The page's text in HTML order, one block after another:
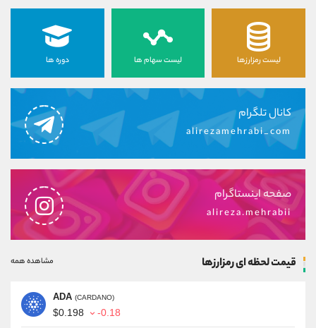
لیست رمزارزها لیست سهام ها دوره ها
کانال تلگرام
alirezamehrabi_com
صفحه اینستاگرام
alireza.mehrabii
قیمت لحظه ای رمزارزها مشاهده همه
ADA (CARDANO)
$0.198 -0.18